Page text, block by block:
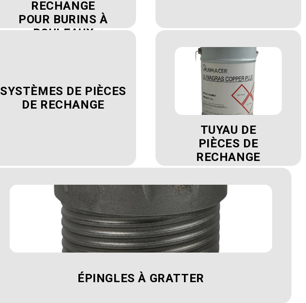
RECHANGE
POUR BURINS À
ROULEAUX
SYSTÈMES DE PIÈCES
DE RECHANGE
TUYAU DE
PIÈCES DE
RECHANGE
ÉPINGLES À GRATTER